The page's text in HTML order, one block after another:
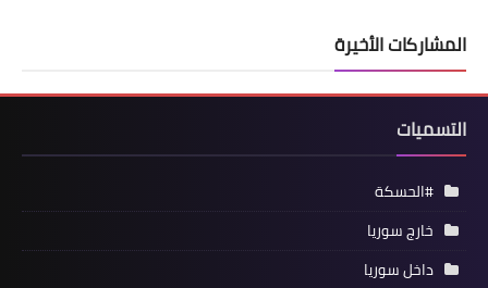
المشاركات الأخيرة
التسميات
#الحسكة
خارج سوريا
داخل سوريا